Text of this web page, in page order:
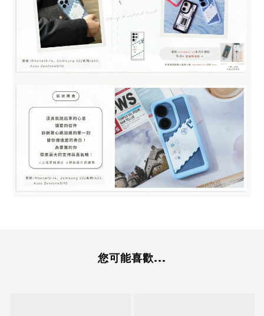
您可能喜歡...